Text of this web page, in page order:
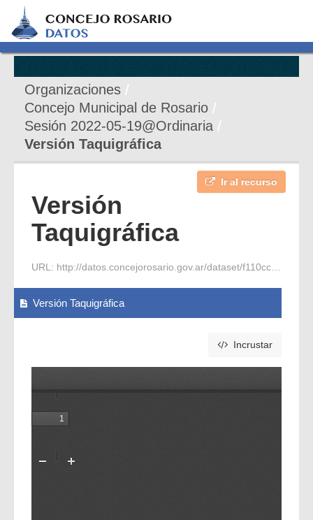
Organizaciones
Concejo Municipal de Rosario
Sesión 2022-05-19@Ordinaria
Versión Taquigráfica
Ir al recurso
Versión
Taquigráfica
URL: http://datos.concejorosario.gov.ar/dataset/f110cc8e-1206-4aad-b022-f454e29c9701/resource/4dfcee0c-f158-45d8-8749-7e02701198ef/download/2022-05-19-s-ordinaria-6-periodo-1-vt.pdf
Versión Taquigráfica
Incrustar